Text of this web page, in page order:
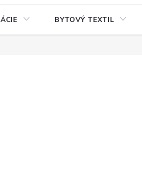
BYTOVÝ TEXTIL